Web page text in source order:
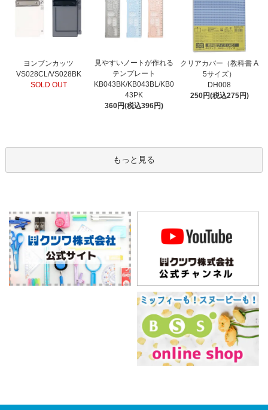
ヨンブンカッツ
VS028CL/VS028BK
SOLD OUT
見やすいノートが作れる
テンプレート
KB043BK/KB043BL/KB0
43PK
360円(税込396円)
クリアカバー（教科書 A
5サイズ）
DH008
250円(税込275円)
もっと見る